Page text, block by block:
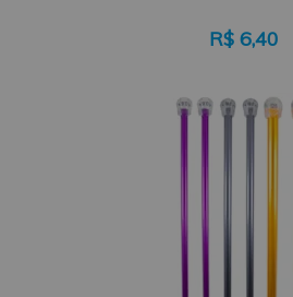
R$ 6,40